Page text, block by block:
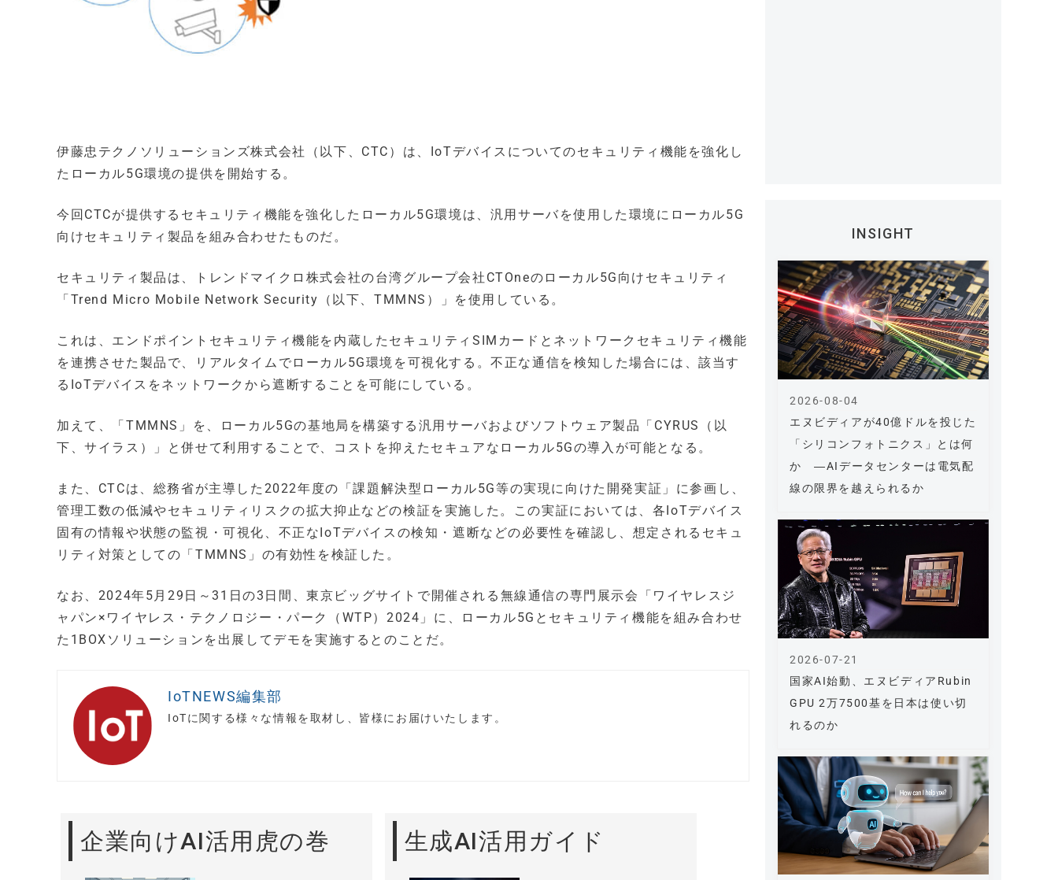
伊藤忠テクノソリューションズ株式会社（以下、CTC）は、IoTデバイスについてのセキュリティ機能を強化し
たローカル5G環境の提供を開始する。
今回CTCが提供するセキュリティ機能を強化したローカル5G環境は、汎用サーバを使用した環境にローカル5G
向けセキュリティ製品を組み合わせたものだ。
セキュリティ製品は、トレンドマイクロ株式会社の台湾グループ会社CTOneのローカル5G向けセキュリティ
「Trend Micro Mobile Network Security（以下、TMMNS）」を使用している。
これは、エンドポイントセキュリティ機能を内蔵したセキュリティSIMカードとネットワークセキュリティ機能
を連携させた製品で、リアルタイムでローカル5G環境を可視化する。不正な通信を検知した場合には、該当す
るIoTデバイスをネットワークから遮断することを可能にしている。
加えて、「TMMNS」を、ローカル5Gの基地局を構築する汎用サーバおよびソフトウェア製品「CYRUS（以
下、サイラス）」と併せて利用することで、コストを抑えたセキュアなローカル5Gの導入が可能となる。
また、CTCは、総務省が主導した2022年度の「課題解決型ローカル5G等の実現に向けた開発実証」に参画し、
管理工数の低減やセキュリティリスクの拡大抑止などの検証を実施した。この実証においては、各IoTデバイス
固有の情報や状態の監視・可視化、不正なIoTデバイスの検知・遮断などの必要性を確認し、想定されるセキュ
リティ対策としての「TMMNS」の有効性を検証した。
なお、2024年5月29日～31日の3日間、東京ビッグサイトで開催される無線通信の専門展示会「ワイヤレスジ
ャパン×ワイヤレス・テクノロジー・パーク（WTP）2024」に、ローカル5Gとセキュリティ機能を組み合わせ
た1BOXソリューションを出展してデモを実施するとのことだ。
IoTNEWS編集部
IoTに関する様々な情報を取材し、皆様にお届けいたします。
企業向けAI活用虎の巻 生成AI活用ガイド
INSIGHT
エヌビディアが40億ドルを投じた
「シリコンフォトニクス」とは何
か ―AIデータセンターは電気配
線の限界を越えられるか
2026-08-04
国家AI始動、エヌビディアRubin
GPU 2万7500基を日本は使い切
れるのか
2026-07-21